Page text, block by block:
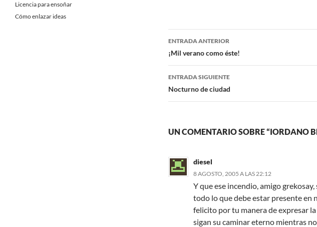
o
o
e
r
Navegación
de
entradas
ENTRADA ANTERIOR
¡Mil verano como éste!
ENTRADA SIGUIENTE
Nocturno de ciudad
UN COMENTARIO SOBRE “IORDANO
diesel
8 AGOSTO, 2005 A LAS 22:12
Y que ese incendio, amigo
todo lo que debe estar presente en
felicito por tu manera de expresar
sigan su caminar eterno mientras
Licencia para ensoñar
Cómo enlazar ideas